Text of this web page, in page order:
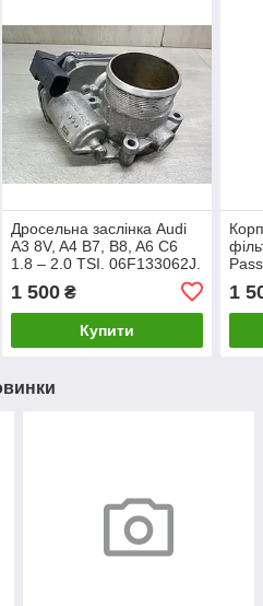
Дросельна заслінка Audi
A3 8V, A4 B7, B8, A6 C6
1.8 – 2.0 TSI. 06F133062J.
1 500₴
Купити
1